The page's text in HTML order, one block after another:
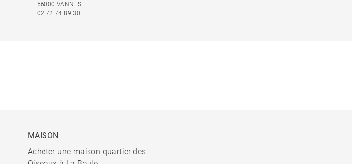
56000 VANNES
02 72 74 89 30
MAISON
Acheter une maison quartier des